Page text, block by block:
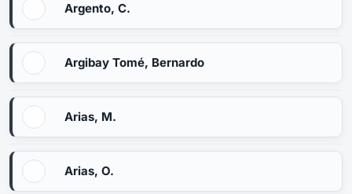
Argento, C.
Argibay Tomé, Bernardo
Arias, M.
Arias, O.